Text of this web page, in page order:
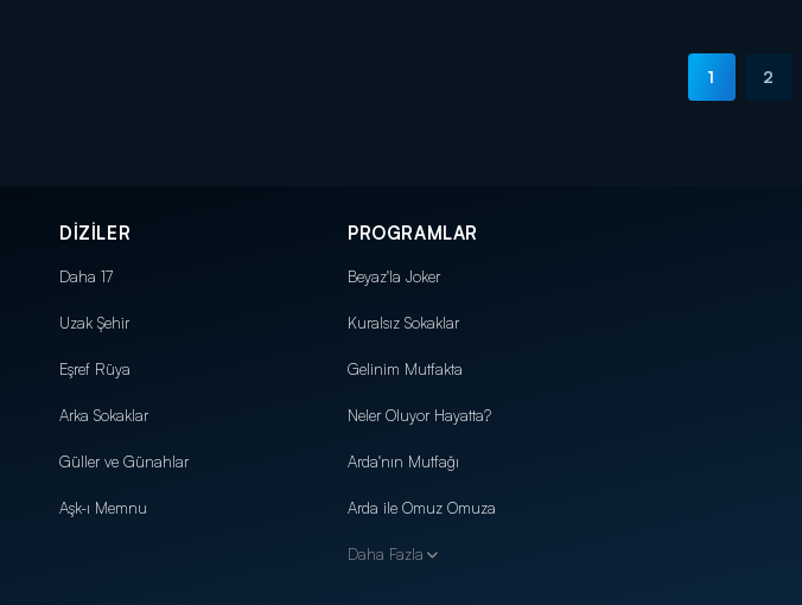
1 2
DİZİLER
Daha 17
Uzak Şehir
Eşref Rüya
Arka Sokaklar
Güller ve Günahlar
Aşk-ı Memnu
PROGRAMLAR
Beyaz'la Joker
Kuralsız Sokaklar
Gelinim Mutfakta
Neler Oluyor Hayatta?
Arda'nın Mutfağı
Arda ile Omuz Omuza
Daha Fazla